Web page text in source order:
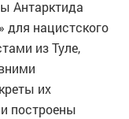
Антарктида
для нацистского
из Туле,
их
построены